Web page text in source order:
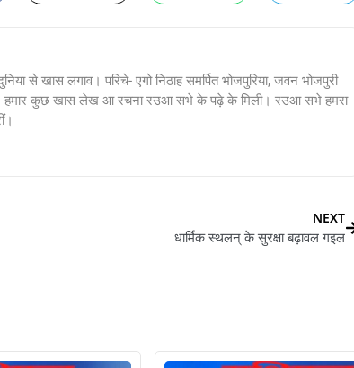
से खास लगाव। परिचे- एगो निठाह समर्पित भोजपुरिया, जवन भोजपुरी
पs हमार कुछ खास लेख आ रचना रउआ सभे के पढ़े के मिली। रउआ सभे हमरा
NEXT
धार्मिक स्थलन् के सुरक्षा बढ़ावल गइल